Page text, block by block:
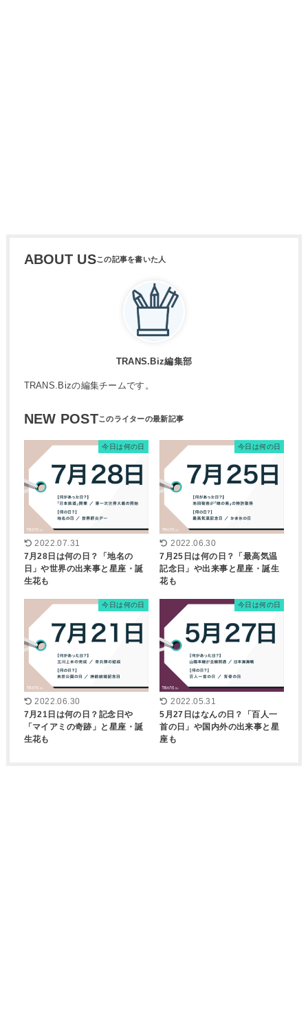
ABOUT US
TRANS.Biz編集部
TRANS.Bizの編集チームです。
NEW POST
今日は何の日
2022.07.31
7月28日は何の日？「地名の
日」や世界の出来事と星座・誕
生花も
今日は何の日
2022.06.30
7月25日は何の日？「最高気温
記念日」や出来事と星座・誕生
花も
今日は何の日
2022.06.30
7月21日は何の日？記念日や
「マイアミの奇跡」と星座・誕
生花も
今日は何の日
2022.05.31
5月27日はなんの日？「百人一
首の日」や国内外の出来事と星
座も